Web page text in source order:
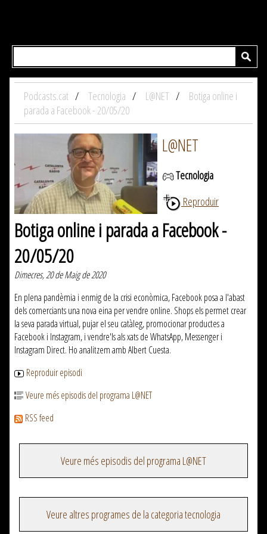
Podcasts.cat Tecnologia L@NET
Botiga online i
parada a Facebook - 20/05/20
L@NET
Tecnologia
Reproduir
Botiga online i parada a Facebook -
20/05/20
Dimecres, 20 de Maig de 2020
En plena pandèmia i enmig de la crisi econòmica, Facebook posa a l'abast
dels comerciants una nova eina per vendre online. Shops els permet crear
la seva parada virtual, pujar el seu catàleg, promocionar productes a
Facebook i Instagram, i vendre'ls als xats de WhatsApp, Messenger i
Instagram Direct. Ho analitzem amb Albert Cuesta.
Reproduir episodi
Veure més episodis del programa L@NET
RSS feed
Veure més episodis del programa L@NET
Veure altres programes de la categoria tecnologia